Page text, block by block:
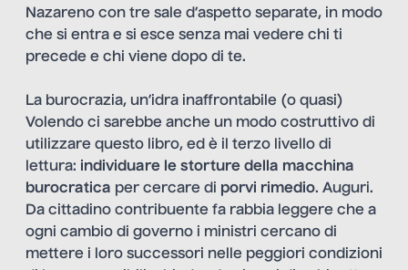
Nazareno con tre sale d’aspetto separate, in modo
che si entra e si esce senza mai vedere chi ti
precede e chi viene dopo di te.
La burocrazia, un’idra inaffrontabile (o quasi)
Volendo ci sarebbe anche un modo costruttivo di
utilizzare questo libro, ed è il terzo livello di
lettura: individuare le storture della macchina
burocratica per cercare di porvi rimedio. Auguri.
Da cittadino contribuente fa rabbia leggere che a
ogni cambio di governo i ministri cercano di
mettere i loro successori nelle peggiori condizioni